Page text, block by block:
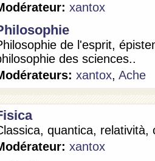
xantox
de l'esprit,
des sciences..
xantox, Ache
quantica, relatività,
xantox